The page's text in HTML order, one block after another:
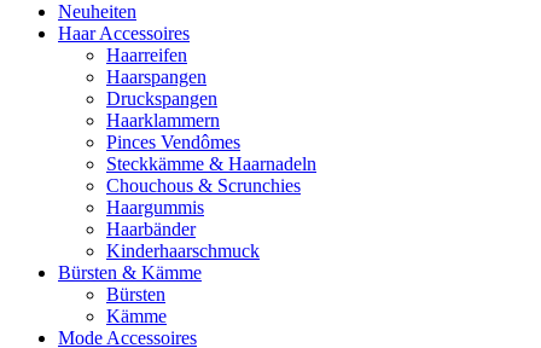
Neuheiten
Haar Accessoires
Haarreifen
Haarspangen
Druckspangen
Haarklammern
Pinces Vendômes
Steckkämme & Haarnadeln
Chouchous & Scrunchies
Haargummis
Haarbänder
Kinderhaarschmuck
Bürsten & Kämme
Bürsten
Kämme
Mode Accessoires